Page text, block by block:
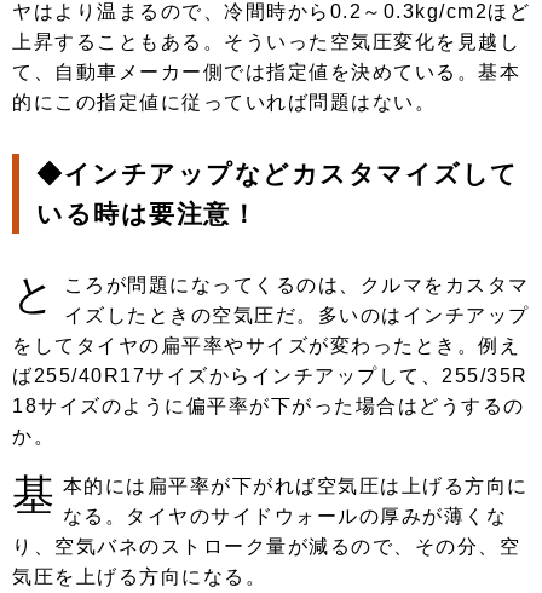
ヤはより温まるので、冷間時から0.2～0.3kg/cm2ほど
上昇することもある。そういった空気圧変化を見越し
て、自動車メーカー側では指定値を決めている。基本
的にこの指定値に従っていれば問題はない。
◆インチアップなどカスタマイズして
いる時は要注意！
と
ころが問題になってくるのは、クルマをカスタマ
イズしたときの空気圧だ。多いのはインチアップ
をしてタイヤの扁平率やサイズが変わったとき。例え
ば255/40R17サイズからインチアップして、255/35R
18サイズのように偏平率が下がった場合はどうするの
か。
基 本的には扁平率が下がれば空気圧は上げる方向に
なる。タイヤのサイドウォールの厚みが薄くな
り、空気バネのストローク量が減るので、その分、空
気圧を上げる方向になる。